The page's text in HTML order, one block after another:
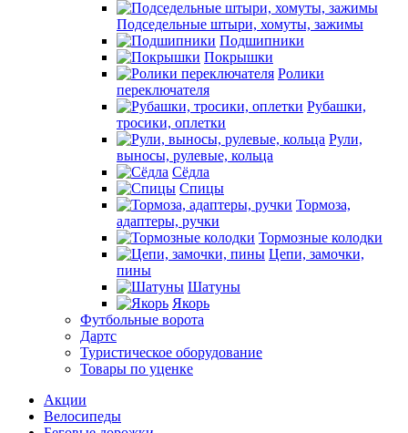
Подседельные штыри, хомуты, зажимы
Подшипники
Покрышки
Ролики
переключателя
Рубашки,
тросики, оплетки
Рули,
выносы, рулевые, кольца
Сёдла
Спицы
Тормоза,
адаптеры, ручки
Тормозные колодки
Цепи, замочки,
пины
Шатуны
Якорь
Футбольные ворота
Дартс
Туристическое оборудование
Товары по уценке
Акции
Велосипеды